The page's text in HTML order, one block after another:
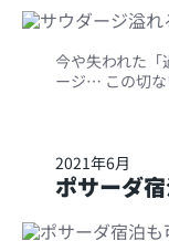
今や失われた「
ージ… この切な
2021年6月
ポサーダ